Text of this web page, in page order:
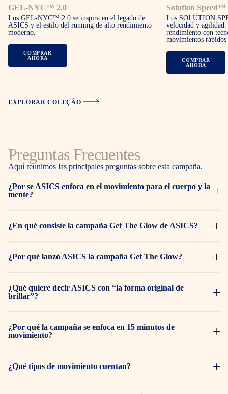
GEL-NYC™ 2.0
Los GEL-NYC™ 2.0 se inspira en el legado de
ASICS y el estilo del running de alto rendimiento
moderno.
COMPRAR
AHORA
Solution Speed™
Los SOLUTION
velocidad y agilidad.
rendimiento con
movimientos
COMPRAR
AHORA
EXPLORAR COLEÇÃO
Preguntas Frecuentes
Aquí reunimos las principales preguntas sobre esta campaña.
¿Por se ASICS enfoca en el movimiento para el cuerpo y la
mente?
¿En qué consiste la campaña Get The Glow de ASICS?
¿Por qué lanzó ASICS la campaña Get The Glow?
¿Qué quiere decir ASICS con “la forma original de
brillar”?
¿Por qué la campaña se enfoca en 15 minutos de
movimiento?
¿Qué tipos de movimiento cuentan?